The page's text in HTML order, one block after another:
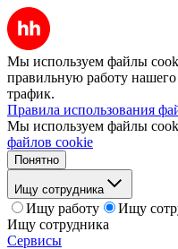
Мы используем файлы
правильную работу нашего
трафик.
Правила использования
Мы используем файлы
файлов cookie
Понятно
Ищу сотрудника
Ищу работу
Ищу
Ищу сотрудника
Сервисы